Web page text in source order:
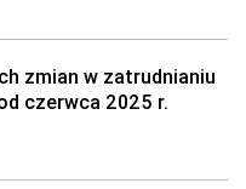
zmian w zatrudnianiu
czerwca 2025 r.